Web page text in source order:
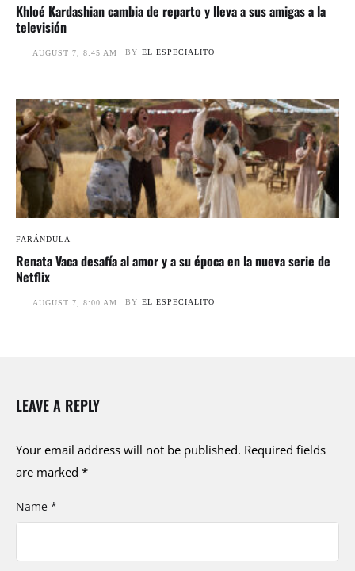
Khloé Kardashian cambia de reparto y lleva a sus amigas a la
televisión
AUGUST 7, 8:45 AM BY EL ESPECIALITO
FARÁNDULA
Renata Vaca desafía al amor y a su época en la nueva serie de
Netflix
AUGUST 7, 8:00 AM BY EL ESPECIALITO
LEAVE A REPLY
Your email address will not be published. Required fields
are marked *
Name *